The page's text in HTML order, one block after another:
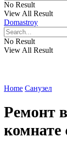
No Result
View All Result
Domastroy
No Result
View All Result
Home Санузел
Ремонт